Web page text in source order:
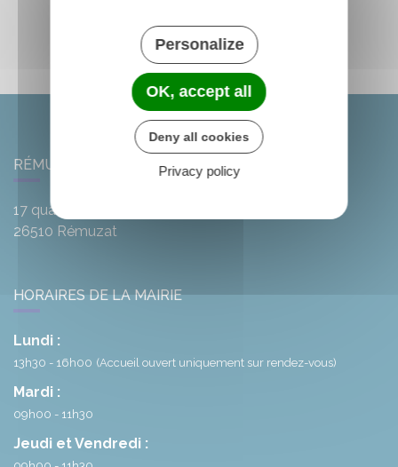
RÉMUZAT
17 quai de l'Oule
26510 Rémuzat
HORAIRES DE LA MAIRIE
Lundi :
13h30 - 16h00 (Accueil ouvert uniquement sur rendez-vous)
Mardi :
09h00 - 11h30
Jeudi et Vendredi :
Personalize
OK, accept all
Deny all cookies
Privacy policy